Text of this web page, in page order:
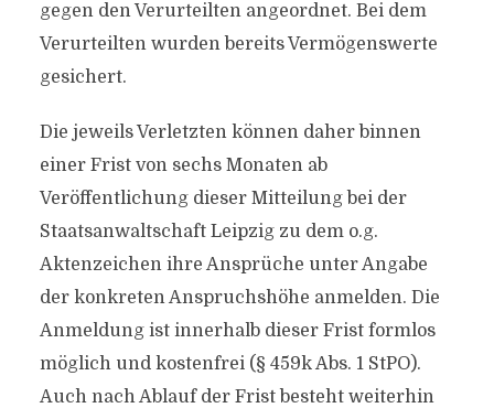
gegen den Verurteilten angeordnet. Bei dem
Verurteilten wurden bereits Vermögenswerte
gesichert.
Die jeweils Verletzten können daher binnen
einer Frist von sechs Monaten ab
Veröffentlichung dieser Mitteilung bei der
Staatsanwaltschaft Leipzig zu dem o.g.
Aktenzeichen ihre Ansprüche unter Angabe
der konkreten Anspruchshöhe anmelden. Die
Anmeldung ist innerhalb dieser Frist formlos
möglich und kostenfrei (§ 459k Abs. 1 StPO).
Auch nach Ablauf der Frist besteht weiterhin